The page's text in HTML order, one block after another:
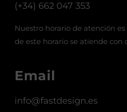
(+34) 662 047 353
Nuestro horario de atención es
de este horario se atiende con
Email
info@fastdesign.es